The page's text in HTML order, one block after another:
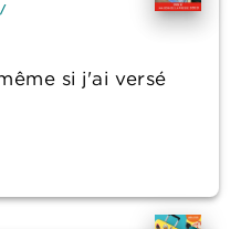
si j'ai versé